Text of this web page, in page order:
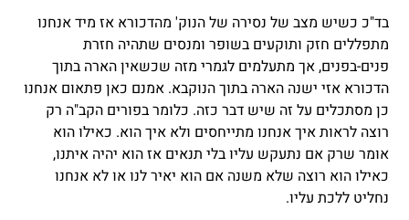
בד"כ כשיש מצב של נסירה של הנוק' מהדכורא אז מיד אנחנו
מתפללים חזק ותוקעים בשופר ומנסים שתהיה חזרת
פנים-בפנים, אך מתעלמים לגמרי מזה שכשאין הארה בתוך
הדכורא אזי ישנה הארה בתוך הנוקבא. אמנם כאן פתאום אנחנו
כן מסתכלים על זה שיש דבר כזה. כלומר בפורים הקב"ה רק
רוצה לראות איך אנחנו מתייחסים ולא איך הוא. כאילו הוא
אומר שרק אם נתעקש עליו בלי תנאים אז הוא יהיה איתנו,
כאילו הוא רוצה שלא משנה אם הוא יאיר לנו או לא אנחנו
נחליט ללכת עליו.